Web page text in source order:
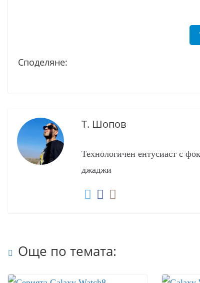
Споделяне:
Т. Шопов
Технологичен ентусиаст с
джаджи
Още по темата: